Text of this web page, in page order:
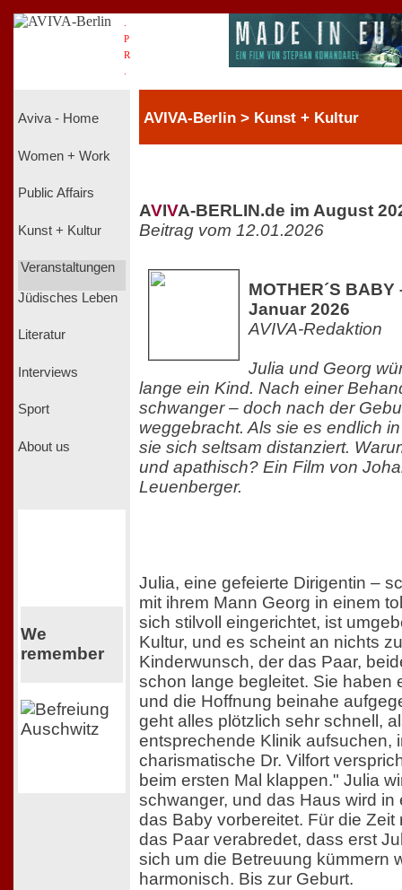
P
R
Aviva - Home
Women + Work
Public Affairs
Kunst + Kultur
Veranstaltungen
Jüdisches Leben
Literatur
Interviews
Sport
About us
We
remember
AVIVA-Berlin > Kunst + Kultur
AVIVA-BERLIN.de im August
Beitrag vom 12.01.2026
MOTHER´S
Januar 2026
AVIVA-Redaktion
Julia und Georg
lange ein Kind. Nach einer
schwanger – doch nach der
weggebracht. Als sie es endlich
sie sich seltsam distanziert.
und apathisch? Ein Film von
Leuenberger.
Julia, eine gefeierte Dirigentin –
mit ihrem Mann Georg in einem
sich stilvoll eingerichtet, ist
Kultur, und es scheint an nichts
Kinderwunsch, der das Paar,
schon lange begleitet. Sie haben
und die Hoffnung beinahe
geht alles plötzlich sehr schnell,
entsprechende Klinik aufsuchen,
charismatische Dr. Vilfort
beim ersten Mal klappen." Julia
schwanger, und das Haus wird in
das Baby vorbereitet. Für die Zeit
das Paar verabredet, dass erst
sich um die Betreuung kümmern
harmonisch. Bis zur Geburt.